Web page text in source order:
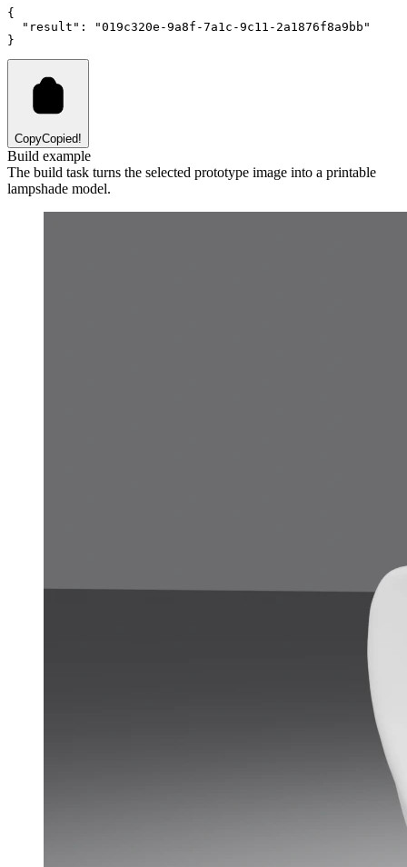
{
"result" :
"019c320e-9a8f-7a1c-9c11-2a1876f8a9bb"
}
CopyCopied!
Build example
The build task turns the selected prototype image into a printable
lampshade model.